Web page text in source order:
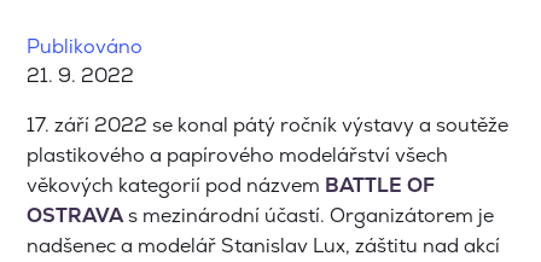
Publikováno
21. 9. 2022
17. září 2022 se konal pátý ročník výstavy a soutěže
plastikového a papírového modelářství všech
věkových kategorií pod názvem BATTLE OF
OSTRAVAs mezinárodní účastí. Organizátorem je
nadšenec a modelář Stanislav Lux, záštitu nad akcí